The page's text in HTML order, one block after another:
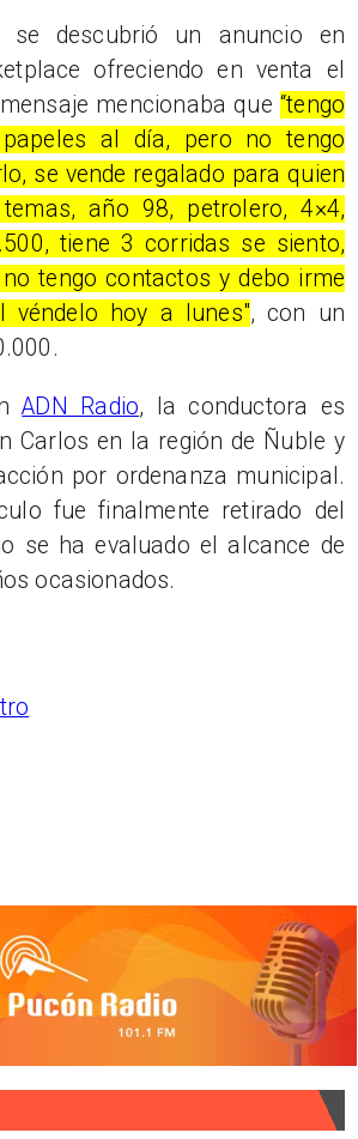
se descubrió un anuncio en
ofreciendo en venta el
mencionaba que “tengo
al día, pero no tengo
se vende regalado para quien
año 98, petrolero, 4×4,
tiene 3 corridas se siento,
tengo contactos y debo irme
véndelo hoy a lunes", con un
ADN Radio, la conductora es
Carlos en la región de Ñuble y
por ordenanza municipal.
fue finalmente retirado del
se ha evaluado el alcance de
ocasionados.